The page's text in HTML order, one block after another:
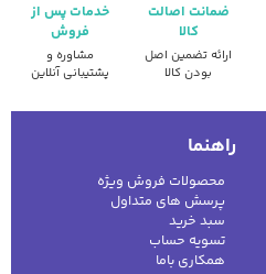
ضمانت اصالت
کالا
ارائه تضمین اصل
بودن کالا
خدمات پس از
فروش
مشاوره و
پشتیبانی آنلاین
راهنما
محصولات فروش ویژه
پرسش های متداول
سبد خرید
تسویه حساب
همکاری باما